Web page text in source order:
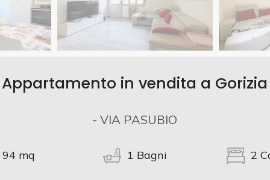
Appartamento in vendita a Gorizia
- VIA PASUBIO
94mq 1 Bagni 2